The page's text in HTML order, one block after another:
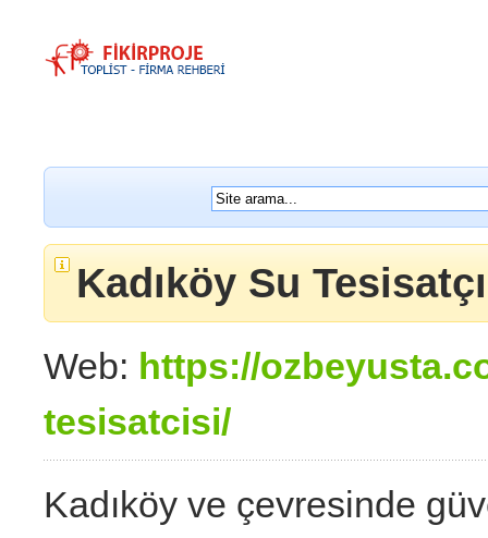
Kadıköy Su
Web: https://
tesisatcisi/
Kadıköy ve çevresinde